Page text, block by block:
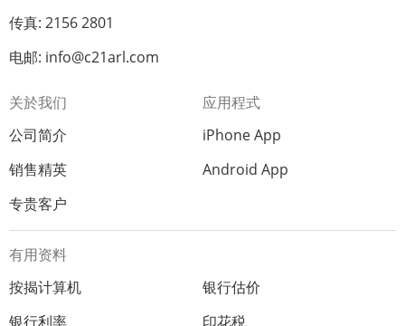
传真: 2156 2801
电邮: info@c21arl.com
关於我们
公司简介
销售精英
专贵客户
应用程式
iPhone App
Android App
有用资料
按揭计算机
银行估价
银行利率
印花税